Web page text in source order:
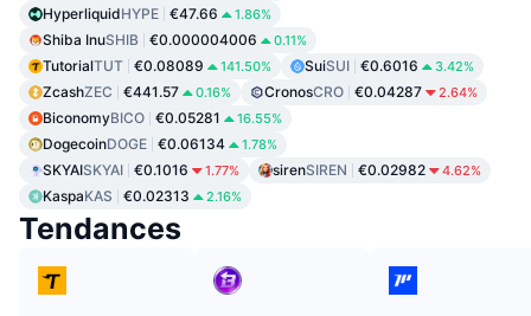
HyperliquidHYPE €47.66 1.86%
Shiba InuSHIB €0.000004006 0.11%
TutorialTUT €0.08089 141.50% SuiSUI €0.6016 3.42%
ZcashZEC €441.57 0.16% CronosCRO €0.04287 2.64%
BiconomyBICO €0.05281 16.55%
DogecoinDOGE €0.06134 1.78%
SKYAISKYAI €0.1016 1.77% sirenSIREN €0.02982 4.62%
KaspaKAS €0.02313 2.16%
Tendances